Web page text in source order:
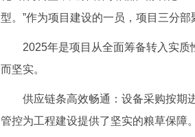
型。”作为项目建设的一员，项目三分
2025年是项目从全面筹备转入实质
而坚实。
供应链条高效畅通：设备采购按期
管控为工程建设提供了坚实的粮草保障。